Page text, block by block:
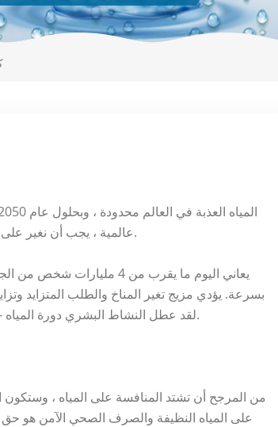
عالمية ، يجب أن نغير على الفور طريقة استخدامنا للمياه وإدارتها. فيما يلي خمس طرق للبدء.
يعاني اليوم ما يقرب من 4
بسرعة. يؤدي مزيج تغير المناخ والطلب المتزايد
لقد عطل النشاط البشري دورة المياه - النظام الذي ينتج المياه ويعيد تدويرها - ويجب الآن إصلاحه كأولوية.
من المرجح أن تشتد المنافسة على المياه ، وستكون
على المياه النظيفة والصرف الصحي الآمن هو